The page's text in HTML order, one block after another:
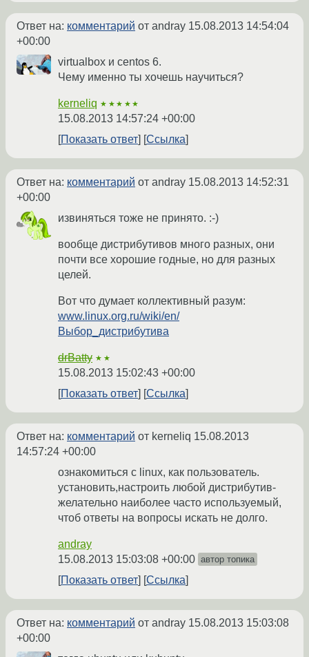
Ответ на: комментарий от andray 15.08.2013 14:54:04
+00:00
virtualbox и centos 6.
Чему именно ты хочешь научиться?
kerneliq ★★★★★
15.08.2013 14:57:24 +00:00
Показать ответ
Ссылка
Ответ на: комментарий от andray 15.08.2013 14:52:31
+00:00
извиняться тоже не принято. :-)
вообще дистрибутивов много разных, они
почти все хорошие годные, но для разных
целей.
Вот что думает коллективный разум:
www.linux.org.ru/wiki/en/
Выбор_дистрибутива
drBatty ★★
15.08.2013 15:02:43 +00:00
Показать ответ
Ссылка
Ответ на: комментарий от kerneliq 15.08.2013
14:57:24 +00:00
ознакомиться с linux, как пользователь.
установить,настроить любой дистрибутив-
желательно наиболее часто используемый,
чтоб ответы на вопросы искать не долго.
andray
15.08.2013 15:03:08 +00:00 автор топика
Показать ответ Ссылка
Ответ на: комментарий от andray 15.08.2013 15:03:08
+00:00